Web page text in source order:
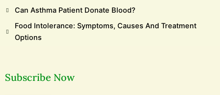
Can Asthma Patient Donate Blood?
Food Intolerance: Symptoms, Causes And Treatment
Options
Subscribe Now